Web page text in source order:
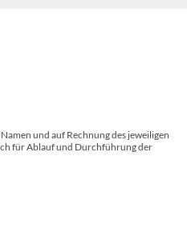
und auf Rechnung des jeweiligen
für Ablauf und Durchführung der